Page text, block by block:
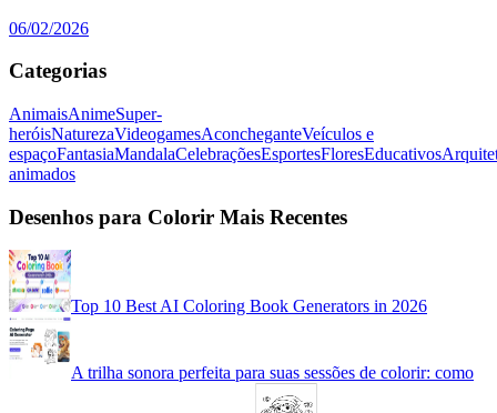
06/02/2026
Categorias
AnimaisAnimeSuper-
heróisNaturezaVideogamesAconcheganteVeículos e
espaçoFantasiaMandalaCelebraçõesEsportesFloresEducativos
animados
Desenhos para Colorir Mais Recentes
Top 10 Best AI Coloring Book Generators in 2026
A trilha sonora perfeita para suas sessões de colorir: como